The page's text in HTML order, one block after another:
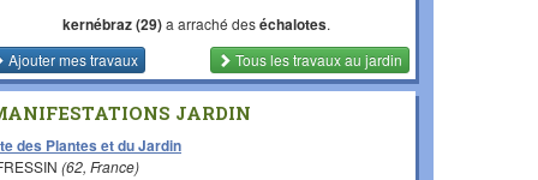
kernébraz (29)a arraché deséchalotes.
Ajouter mes travaux
Tous les travauxau jardin
JARDIN
des Plantes et du Jardin
(62, France)